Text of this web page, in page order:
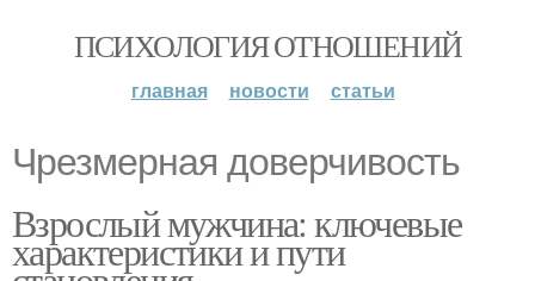
ПСИХОЛОГИЯ ОТНОШЕНИЙ
главная новости статьи
Чрезмерная доверчивость
Взрослый мужчина: ключевые
характеристики и пути